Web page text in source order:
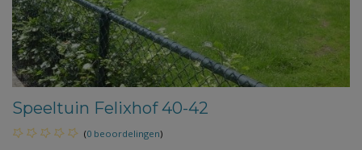
Speeltuin Felixhof 40-42
(0 beoordelingen)